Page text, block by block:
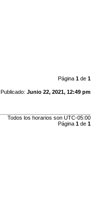
Página 1de 1
Publicado: Junio 22, 2021, 12:49 pm
Todos los horarios son UTC-05:00
Página 1de 1